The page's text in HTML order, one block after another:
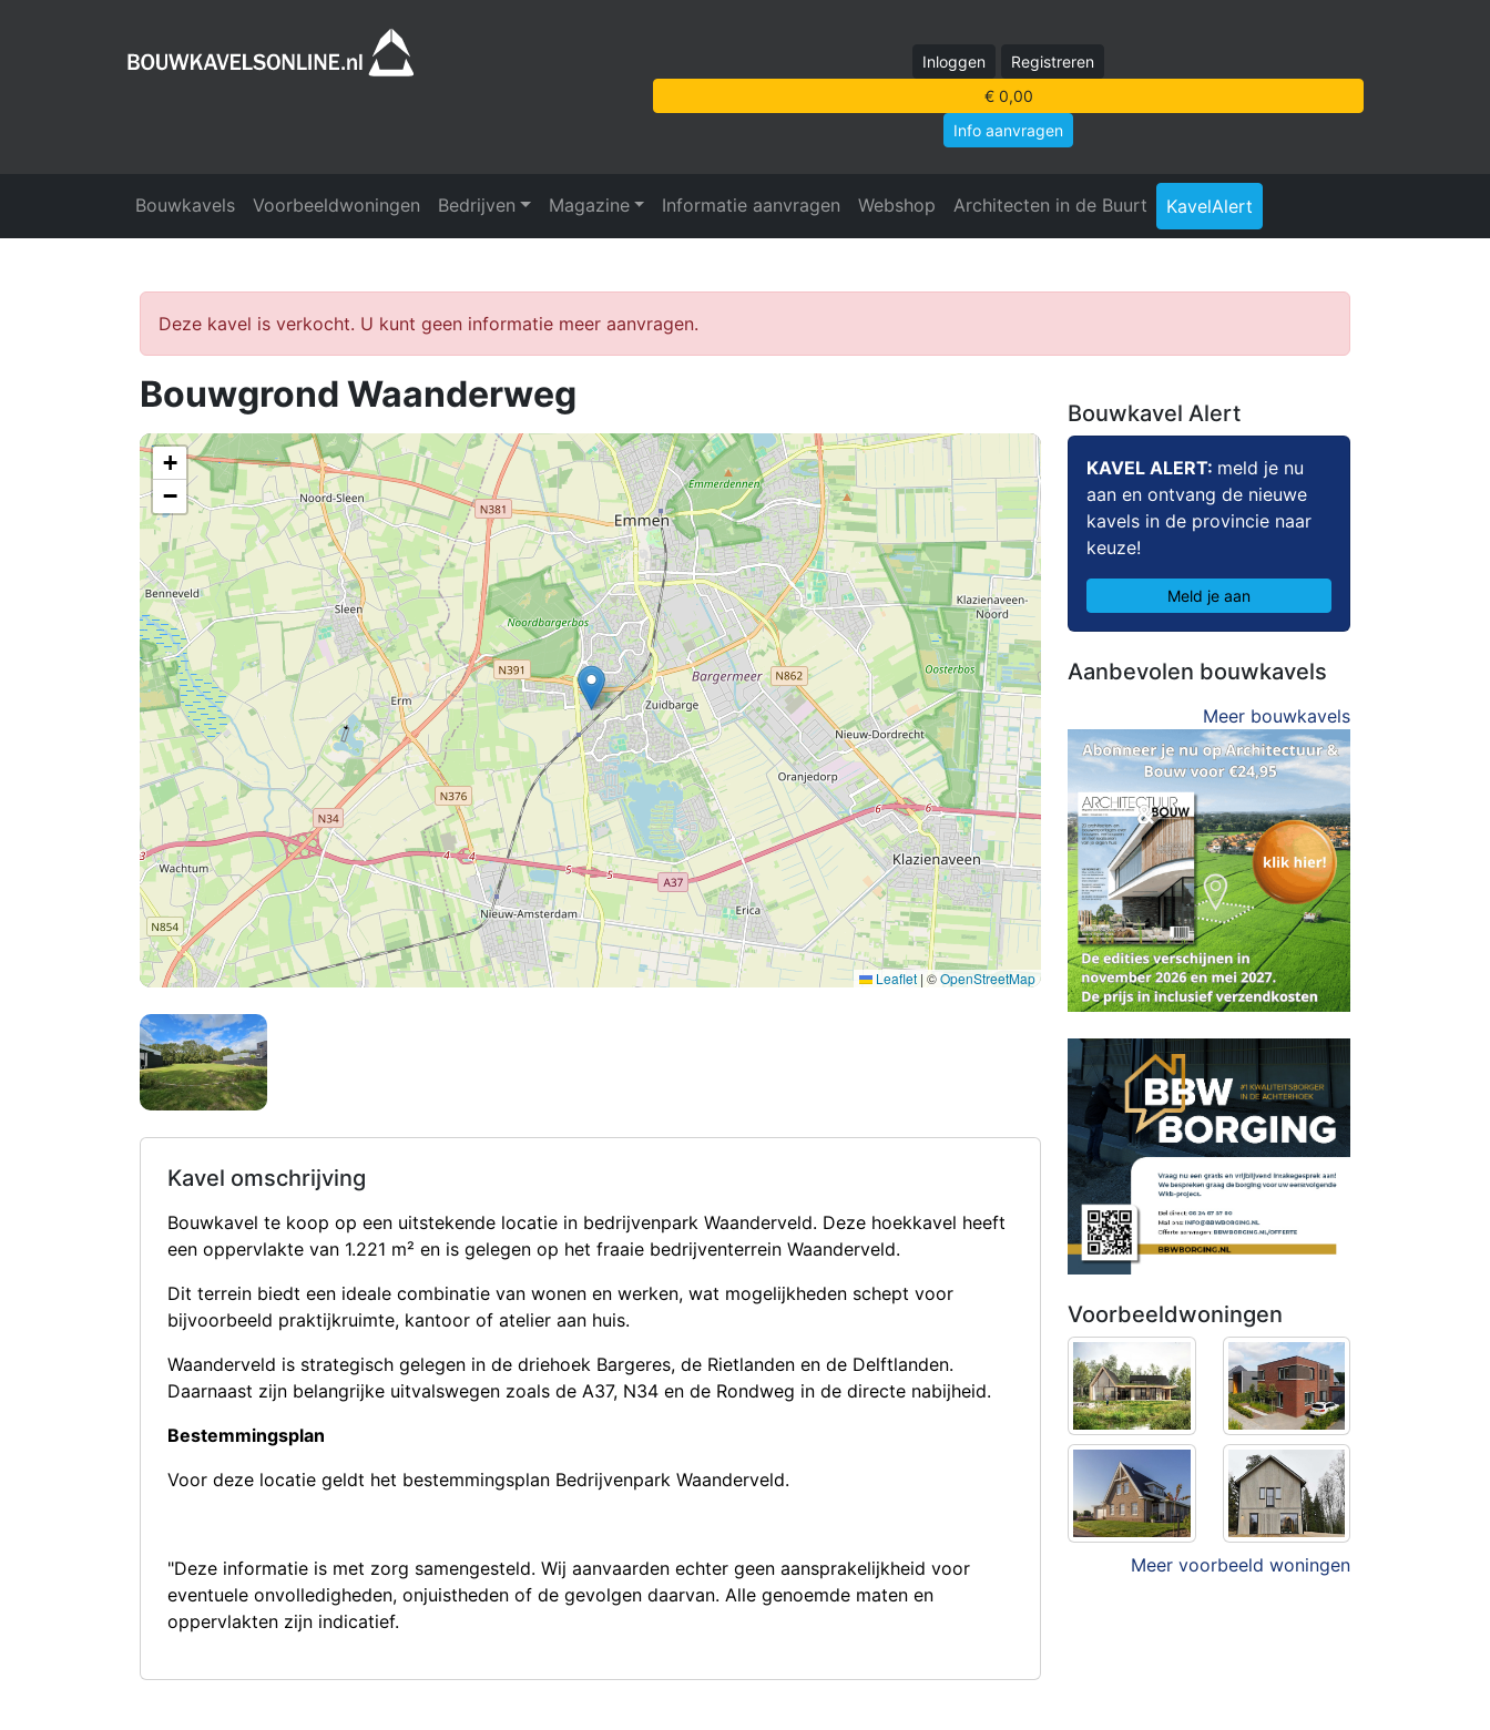
Inloggen
Registreren
€ 0,00
Info aanvragen
Bouwkavels Voorbeeldwoningen Bedrijven Magazine Informatie aanvragen Webshop Architecten in de Buurt KavelAlert
Deze kavel is verkocht. U kunt geen informatie meer aanvragen.
Bouwgrond Waanderweg
+
−
Leaflet | ©OpenStreetMap
Kavel omschrijving
Bouwkavel te koop op een uitstekende locatie in bedrijvenpark Waanderveld. Deze hoekkavel heeft
een oppervlakte van 1.221 m² en is gelegen op het fraaie bedrijventerrein Waanderveld.
Dit terrein biedt een ideale combinatie van wonen en werken, wat mogelijkheden schept voor
bijvoorbeeld praktijkruimte, kantoor of atelier aan huis.
Waanderveld is strategisch gelegen in de driehoek Bargeres, de Rietlanden en de Delftlanden.
Daarnaast zijn belangrijke uitvalswegen zoals de A37, N34 en de Rondweg in de directe nabijheid.
Bestemmingsplan
Voor deze locatie geldt het bestemmingsplan Bedrijvenpark Waanderveld.
"Deze informatie is met zorg samengesteld. Wij aanvaarden echter geen aansprakelijkheid voor
eventuele onvolledigheden, onjuistheden of de gevolgen daarvan. Alle genoemde maten en
oppervlakten zijn indicatief.
Bouwkavel Alert
KAVEL ALERT: meld je nu
aan en ontvang de nieuwe
kavels in de provincie naar
keuze!
Meld je aan
Aanbevolen bouwkavels
Meer bouwkavels
Voorbeeldwoningen
Meer voorbeeld woningen